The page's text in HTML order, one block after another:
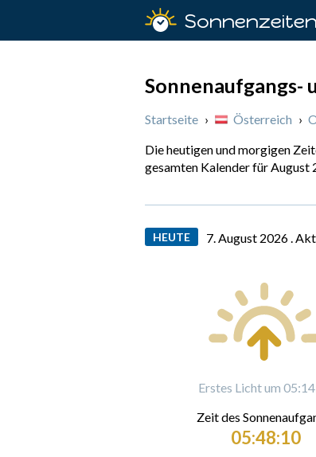
Sonnenzeiten
Sonnenaufgangs-
Startseite › Österreich ›
Die heutigen und morgigen
gesamten Kalender für August
HEUTE 7. August 2026 .
Erstes Licht um
Zeit des
05:48:10